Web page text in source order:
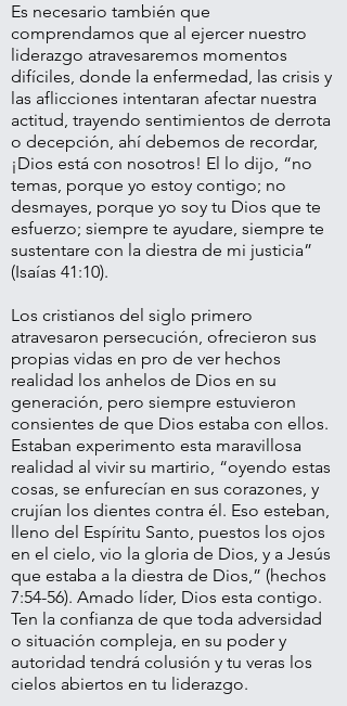
Es necesario también que
comprendamos que al ejercer nuestro
liderazgo atravesaremos momentos
difíciles, donde la enfermedad, las crisis y
las aflicciones intentaran afectar nuestra
actitud, trayendo sentimientos de derrota
o decepción, ahí debemos de recordar,
¡Dios está con nosotros! El lo dijo, “no
temas, porque yo estoy contigo; no
desmayes, porque yo soy tu Dios que te
esfuerzo; siempre te ayudare, siempre te
sustentare con la diestra de mi justicia”
(Isaías 41:10).
Los cristianos del siglo primero
atravesaron persecución, ofrecieron sus
propias vidas en pro de ver hechos
realidad los anhelos de Dios en su
generación, pero siempre estuvieron
consientes de que Dios estaba con ellos.
Estaban experimento esta maravillosa
realidad al vivir su martirio, “oyendo estas
cosas, se enfurecían en sus corazones, y
crujían los dientes contra él. Eso esteban,
lleno del Espíritu Santo, puestos los ojos
en el cielo, vio la gloria de Dios, y a Jesús
que estaba a la diestra de Dios,” (hechos
7:54-56). Amado líder, Dios esta contigo.
Ten la confianza de que toda adversidad
o situación compleja, en su poder y
autoridad tendrá colusión y tu veras los
cielos abiertos en tu liderazgo.